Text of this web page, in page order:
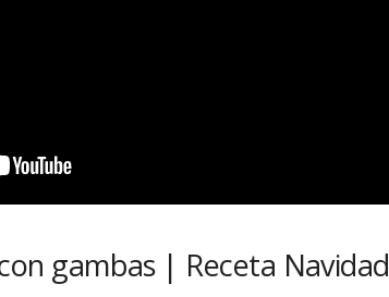
gambas | Receta Navidad